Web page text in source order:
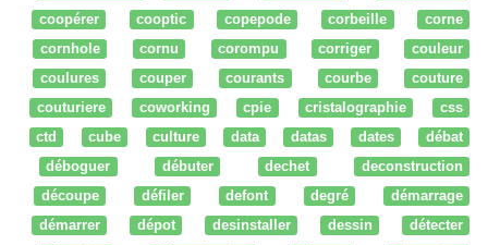
coopérer
cooptic copepode corbeille
corne
cornhole
cornu corompu corriger
couleur
coulures
couper courants courbe
couture
couturiere
coworking cpie cristalographie
css
ctd
cube culture data datas dates
débat
déboguer
débuter dechet
deconstruction
découpe
défiler defont degré
démarrage
démarrer
dépot desinstaller dessin
détecter